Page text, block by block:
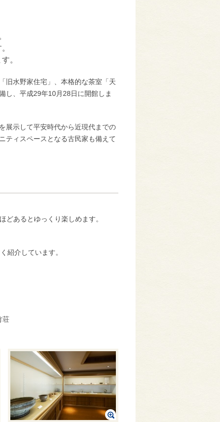
。
旧水野家住宅」、本格的な茶室「天
し、平成29年10月28日に開館しま
展示して平安時代から近現代までの
ティスペースとなる古民家も備えて
どあるとゆっくり楽しめます。
紹介しています。
荘